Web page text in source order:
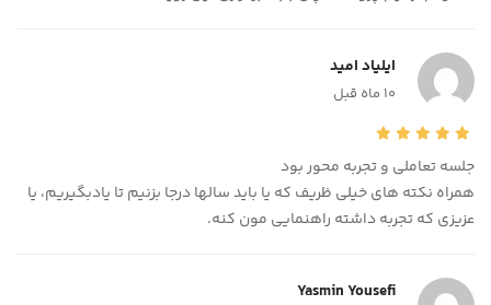
ایلیاد امید
10 ماه قبل
جلسه تعاملی و تجربه محور بود
همراه نکته های خیلی ظریف که یا باید سالها درجا بزنیم تا یادبگیریم، یا
عزیزی که تجربه داشته راهنمایی مون کنه.
Yasmin Yousefi